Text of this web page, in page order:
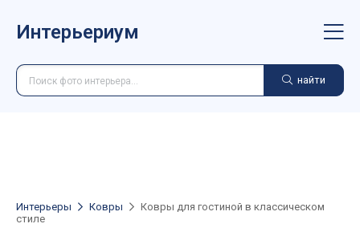
Интерьериум
найти
Интерьеры Ковры
Ковры для гостиной в классическом
стиле